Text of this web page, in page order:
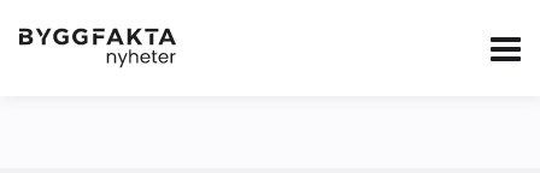
Kategorier Jobbmarkedet Annonsere i